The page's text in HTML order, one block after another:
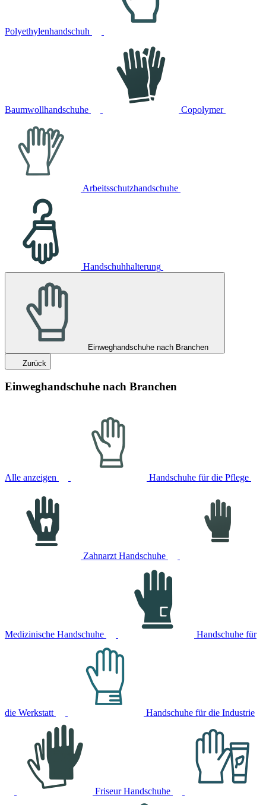
Polyethylenhandschuh
Baumwollhandschuhe Copolymer
Arbeitsschutzhandschuhe
Handschuhhalterung
Einweghandschuhe nach Branchen
Zurück
Einweghandschuhe nach Branchen
Alle anzeigen Handschuhe für die Pflege
Zahnarzt Handschuhe
Medizinische Handschuhe Handschuhe für
die Werkstatt Handschuhe für die Industrie
Friseur Handschuhe